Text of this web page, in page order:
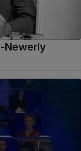
Newerly